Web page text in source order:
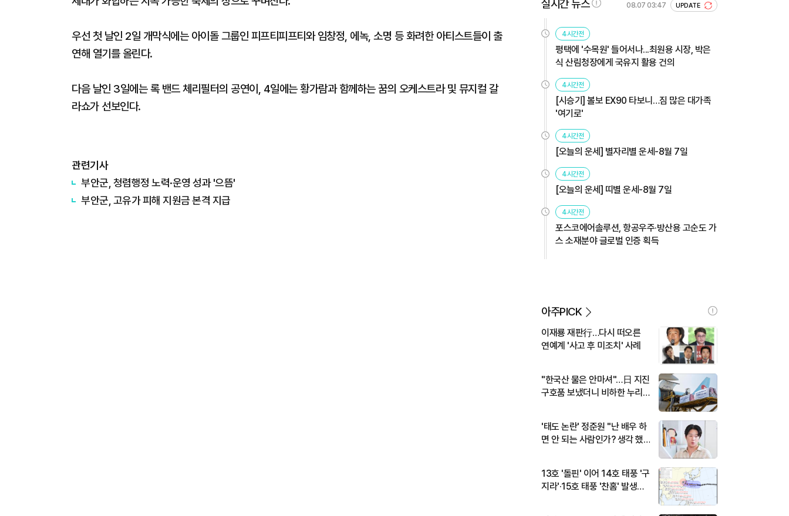
우선 첫 날인 2일 개막식에는 아이돌 그룹인 피프티피프티와 임창정, 에녹, 소명 등 화려한 아티스트들이 출
연해 열기를 올린다.
다음 날인 3일에는 록 밴드 체리필터의 공연이, 4일에는 황가람과 함께하는 꿈의 오케스트라 및 뮤지컬 갈
라쇼가 선보인다.
관련기사
부안군, 청렴행정 노력·운영 성과 '으뜸'
부안군, 고유가 피해 지원금 본격 지급
실시간 뉴스 08.07 03:47 UPDATE
4시간전
평택에 '수목원' 들어서나...최원용 시장, 박은
식 산림청장에게 국유지 활용 건의
4시간전
[시승기] 볼보 EX90 타보니…짐 많은 대가족
'여기로'
4시간전
[오늘의 운세] 별자리별 운세-8월 7일
4시간전
[오늘의 운세] 띠별 운세-8월 7일
4시간전
포스코에어솔루션, 항공우주·방산용 고순도 가
스 소재분야 글로벌 인증 획득
아주PICK
이재룡 재판行…다시 떠오른
연예계 '사고 후 미조치' 사례
"한국산 물은 안마셔"…日 지진
구호품 보냈더니 비하한 누리
'태도 논란' 정준원 "난 배우 하
면 안 되는 사람인가? 생각 했
13호 '돌핀' 이어 14호 태풍 '구
지라'·15호 태풍 '찬홈' 발생…